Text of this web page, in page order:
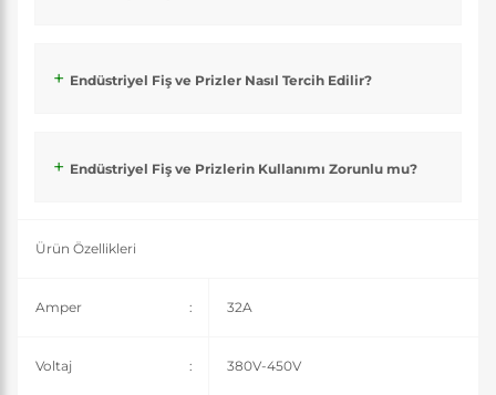
Endüstriyel Fiş ve Prizler Nasıl Tercih Edilir?
Endüstriyel Fiş ve Prizlerin Kullanımı Zorunlu mu?
Ürün Özellikleri
Amper : 32A
Voltaj : 380V-450V